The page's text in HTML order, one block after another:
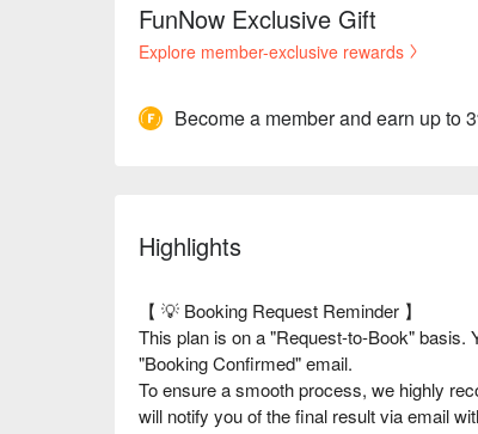
FunNow Exclusive Gift
Explore member-exclusive rewards
Become a member and earn up to
Highlights
【 💡 Booking Request Reminder 】
This plan is on a "Request-to-Book"
"Booking Confirmed" email.
To ensure a smooth process, we highly
will notify you of the final result via email